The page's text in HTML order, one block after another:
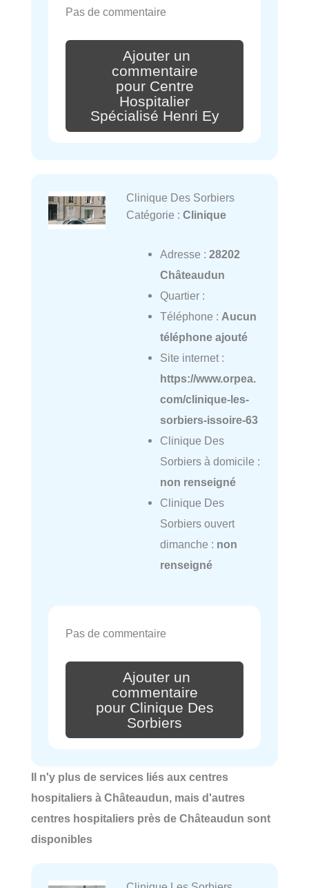
Pas de commentaire
Ajouter un
commentaire
pour Centre
Hospitalier
Spécialisé Henri Ey
Clinique Des Sorbiers
Catégorie : Clinique
Adresse : 28202
Châteaudun
Quartier :
Téléphone : Aucun
téléphone ajouté
Site internet :
https://www.orpea.
com/clinique-les-
sorbiers-issoire-63
Clinique Des
Sorbiers à domicile :
non renseigné
Clinique Des
Sorbiers ouvert
dimanche : non
renseigné
Pas de commentaire
Ajouter un
commentaire
pour Clinique Des
Sorbiers
Il n'y plus de services liés aux centres
hospitaliers à Châteaudun, mais d'autres
centres hospitaliers près de Châteaudun sont
disponibles